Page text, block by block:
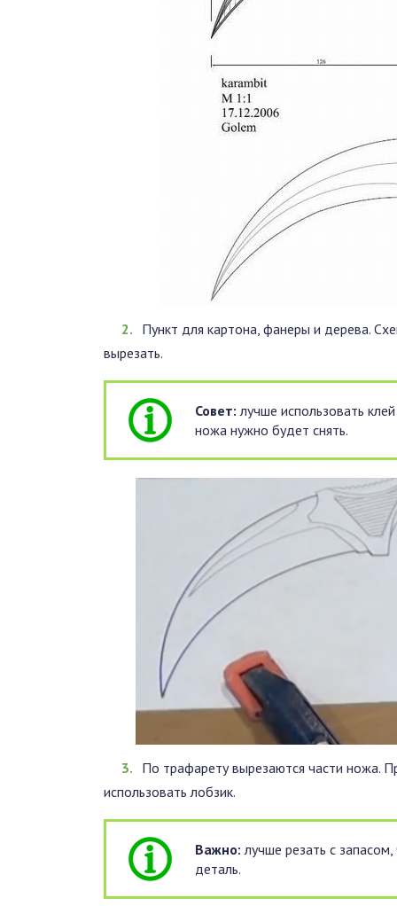
Пункт для картона, фанеры и дерева.
вырезать.
Совет: лучше использовать
ножа нужно будет снять.
По трафарету вырезаются части ножа.
использовать лобзик.
Важно: лучше резать с
деталь.